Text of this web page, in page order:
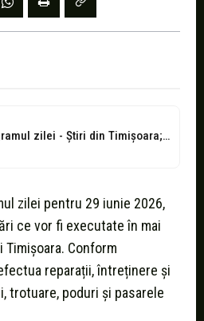
SDM anunță programul zilei - Știri din Timișoara; Express de Banat; Timiș...
zilei pentru 29 iunie 2026,
ce vor fi executate în mai
Conform
reparații, întreținere și
trotuare, poduri și pasarele